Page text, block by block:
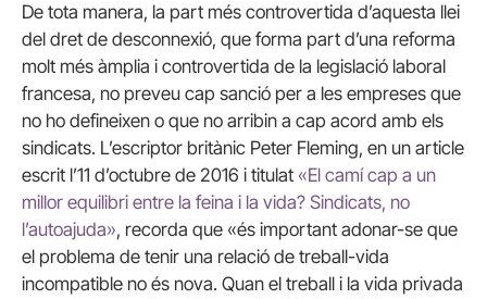
De tota manera, la part més controvertida d’aquesta llei
del dret de desconnexió, que forma part d’una reforma
molt més àmplia i controvertida de la legislació laboral
francesa, no preveu cap sanció per a les empreses que
no ho defineixen o que no arribin a cap acord amb els
sindicats. L’escriptor britànic Peter Fleming, en un article
escrit l’11 d’octubre de 2016 i titulat «El camí cap a un
millor equilibri entre la feina i la vida? Sindicats, no
l’autoajuda», recorda que «és important adonar-se que
el problema de tenir una relació de treball-vida
incompatible no és nova. Quan el treball i la vida privada